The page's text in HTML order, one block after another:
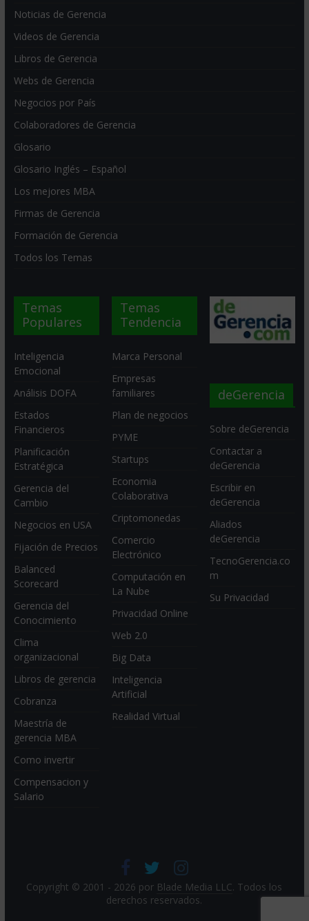
Noticias de Gerencia
Videos de Gerencia
Libros de Gerencia
Webs de Gerencia
Negocios por País
Colaboradores de Gerencia
Glosario
Glosario Inglés – Español
Los mejores MBA
Firmas de Gerencia
Formación de Gerencia
Todos los Temas
Temas
Populares
Inteligencia
Emocional
Análisis DOFA
Estados
Financieros
Planificación
Estratégica
Gerencia del
Cambio
Negocios en USA
Fijación de Precios
Balanced
Scorecard
Gerencia del
Conocimiento
Clima
organizacional
Libros de gerencia
Cobranza
Maestría de
gerencia MBA
Como invertir
Compensacion y
Salario
Temas
Tendencia
Marca Personal
Empresas
familiares
Plan de negocios
PYME
Startups
Economia
Colaborativa
Criptomonedas
Comercio
Electrónico
Computación en
La Nube
Privacidad Online
Web 2.0
Big Data
Inteligencia
Artificial
Realidad Virtual
deGerencia
Sobre deGerencia
Contactar a
deGerencia
Escribir en
deGerencia
Aliados
deGerencia
TecnoGerencia.co
m
Su Privacidad
Copyright © 2001 - 2026 por Blade Media LLC. Todos los
derechos reservados.